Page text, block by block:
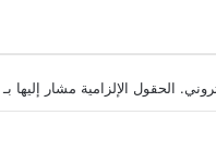
الحقول الإلزامية مشار إليها بـ